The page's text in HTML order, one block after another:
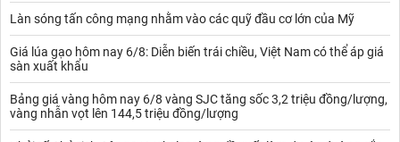
Làn sóng tấn công mạng nhằm vào các quỹ đầu cơ lớn của Mỹ
Giá lúa gạo hôm nay 6/8: Diễn biến trái chiều, Việt Nam có thể áp giá
sàn xuất khẩu
Bảng giá vàng hôm nay 6/8 vàng SJC tăng sốc 3,2 triệu đồng/lượng,
vàng nhẫn vọt lên 144,5 triệu đồng/lượng